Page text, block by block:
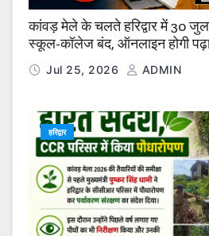
कांवड़ मेले के चलते हरिद्वार में 30
स्कूल-कॉलेज बंद, ऑनलाइन होगी
Jul 25, 2026 ADMIN
हरिद्वार